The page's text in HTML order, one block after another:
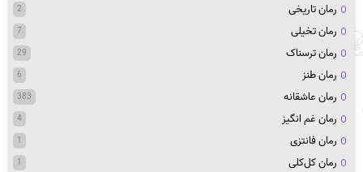
رمان تاریخی 2
رمان تخیلی 7
رمان ترسناک 29
رمان طنز 6
رمان عاشقانه 383
رمان غم انگیز 4
رمان فانتزی 1
رمان کل‌کلی 1